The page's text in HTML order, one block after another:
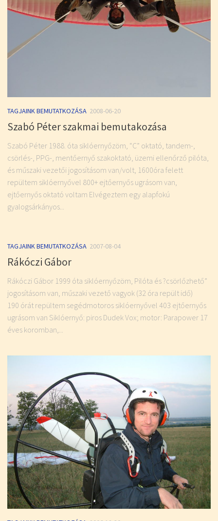
TAGJAINK BEMUTATKOZÁSA 2008-06-20
Szabó Péter szakmai bemutakozása
Szabó Péter 1988. óta siklóernyőzöm, “C” oktató, tandem-,
csörlés-, PPG-, mentőernyő szakoktató, üzemi ellenőrző pilóta,
és műszaki vezetői jogosításom van/volt, 1600óra felett
repültem siklóernyővel 800+ ejtőernyős ugrásom van,
ejtőernyős oktató voltam Elvégeztem egy alapfokú
gyalogsárkányos...
TAGJAINK BEMUTATKOZÁSA 2007-08-04
Rákóczi Gábor
Rákóczi Gábor 1999 óta siklóernyőzöm, Pilóta és ?csörlőzhető”
jogosításom van, műszaki vezető vagyok (32 óra repült idő)
190 órát repültem segédmotoros siklóernyővel 403 ejtőernyős
ugrásom van Siklóernyő: piros Dudek Vox; motor: Parapower 17
éves koromban,...